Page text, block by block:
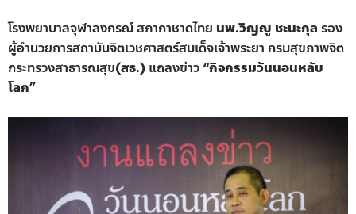
โรงพยาบาลจุฬาลงกรณ์ สภากาชาดไทย นพ.วิญญู ชะนะกุล รอง
ผู้อำนวยการสถาบันจิตเวชศาสตร์สมเด็จเจ้าพระยา กรมสุขภาพจิต
กระทรวงสาธารณสุข(สธ.) แถลงข่าว “กิจกรรมวันนอนหลับ
โลก”